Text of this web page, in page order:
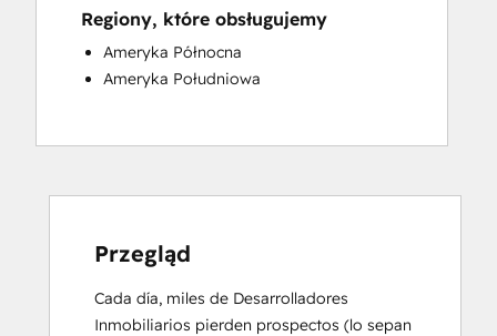
Regiony, które obsługujemy
Ameryka Północna
Ameryka Południowa
Przegląd
Cada día, miles de Desarrolladores
Inmobiliarios pierden prospectos (lo sepan